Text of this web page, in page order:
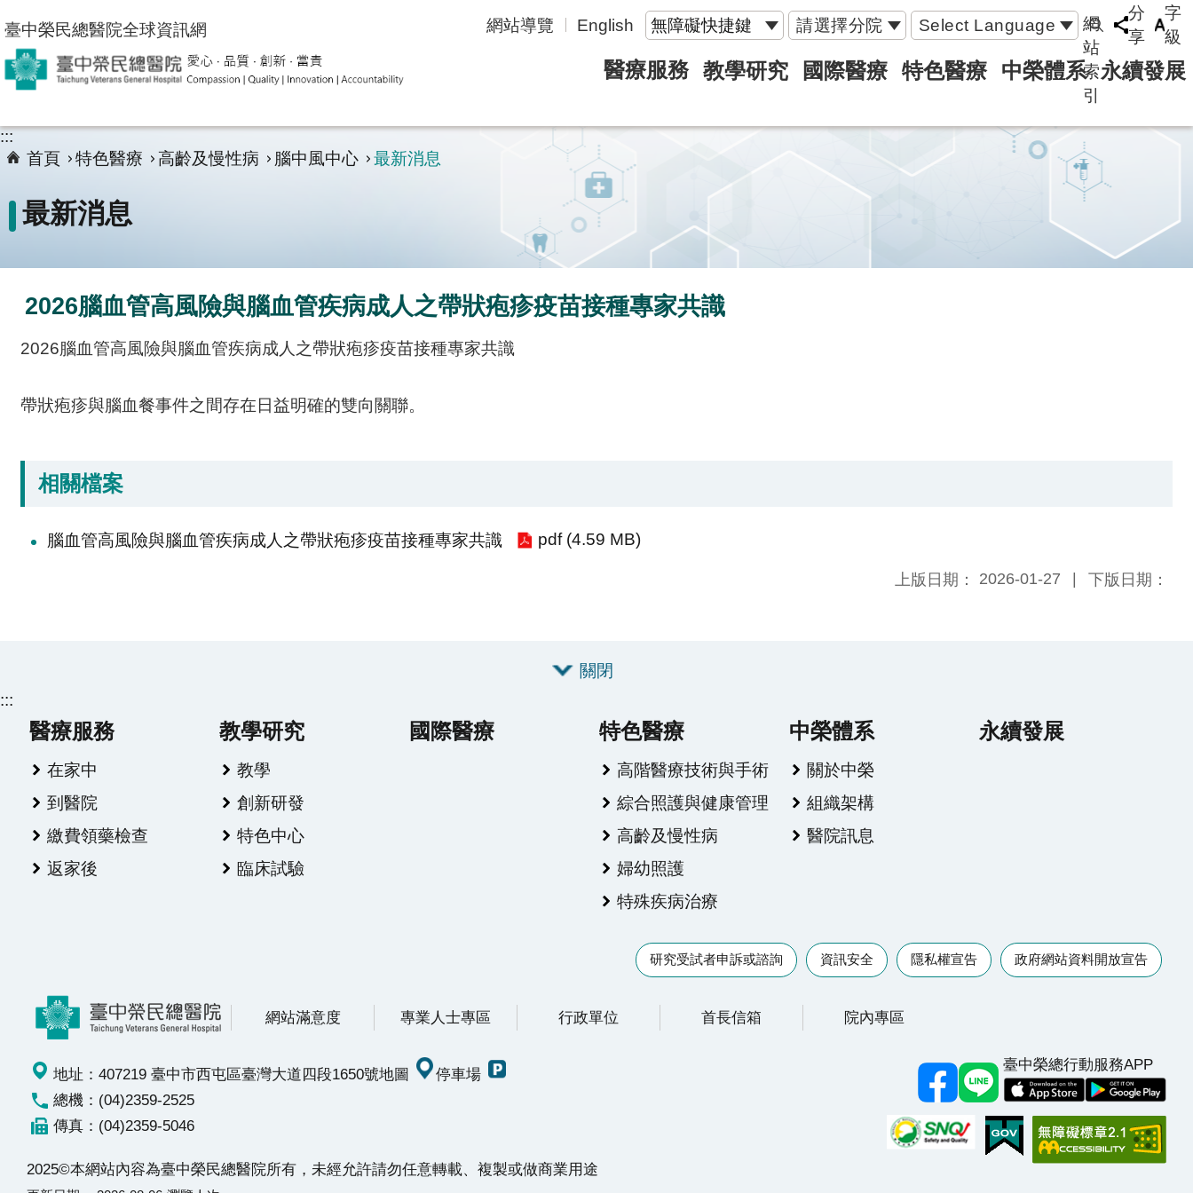
跳到主要內容區塊
臺中榮民總醫院全球資訊網 網站導覽 English 無障礙快捷鍵 請選擇分院 Select Language
網
站
索
引
分
享
字
級
醫療服務 教學研究 國際醫療 特色醫療 中榮體系 永續發展
:::
首頁
特色醫療 高齡及慢性病 腦中風中心 最新消息
最新消息
2026腦血管高風險與腦血管疾病成人之帶狀疱疹疫苗接種專家共識
2026腦血管高風險與腦血管疾病成人之帶狀疱疹疫苗接種專家共識
帶狀疱疹與腦血餐事件之間存在日益明確的雙向關聯。
相關檔案
腦血管高風險與腦血管疾病成人之帶狀疱疹疫苗接種專家共識 pdf (4.59 MB)
上版日期： 2026-01-27 下版日期：
關閉
:::
醫療服務
在家中
到醫院
繳費領藥檢查
返家後
教學研究
教學
創新研發
特色中心
臨床試驗
國際醫療 特色醫療
高階醫療技術與手術
綜合照護與健康管理
高齡及慢性病
婦幼照護
特殊疾病治療
中榮體系
關於中榮
組織架構
醫院訊息
永續發展
研究受試者申訴或諮詢 資訊安全 隱私權宣告 政府網站資料開放宣告
網站滿意度 專業人士專區 行政單位 首長信箱 院內專區
臺中榮總行動服務APP
地址：407219 臺中市西屯區臺灣大道四段1650號地圖
停車場
總機：(04)2359-2525
傳真：(04)2359-5046
2025©本網站內容為臺中榮民總醫院所有，未經允許請勿任意轉載、複製或做商業用途